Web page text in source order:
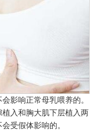
影响正常母乳喂养的。
入和胸大肌下层植入两
受假体影响的。